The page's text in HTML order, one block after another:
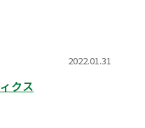
ス
物流施設事業
ン
2022.01.31
クス